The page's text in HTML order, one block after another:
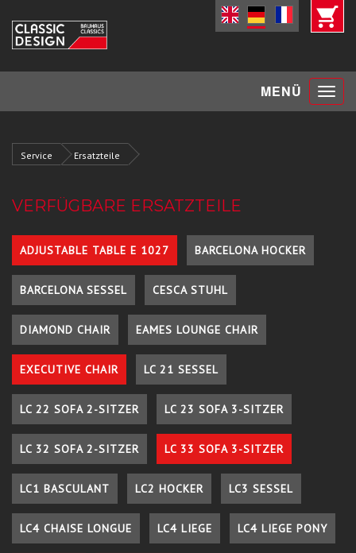
MENÜ Toggle
Service Ersatzteile
VERFÜGBARE ERSATZTEILE
ADJUSTABLE TABLE E 1027 BARCELONA HOCKER
BARCELONA SESSEL CESCA STUHL
DIAMOND CHAIR EAMES LOUNGE CHAIR
EXECUTIVE CHAIR LC 21 SESSEL
LC 22 SOFA 2-SITZER LC 23 SOFA 3-SITZER
LC 32 SOFA 2-SITZER LC 33 SOFA 3-SITZER
LC1 BASCULANT LC2 HOCKER LC3 SESSEL
LC4 CHAISE LONGUE LC4 LIEGE LC4 LIEGE PONY